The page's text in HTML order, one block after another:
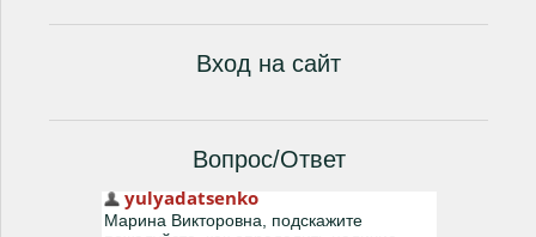
Вход на сайт
Вопрос/Ответ